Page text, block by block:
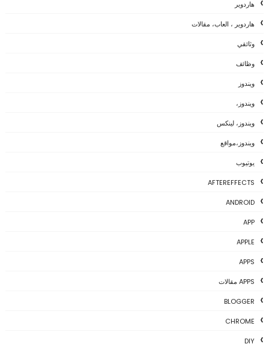
هاردوير
هاردوير ، العاب، مقالات
وثائقي
وظائف
ويندوز
ويندوز،
ويندوز، لينكس
ويندوز،مواقع
يوتيوب
AFTEREFFECTS
ANDROID
APP
APPLE
APPS
APPS مقالات
BLOGGER
CHROME
DIY